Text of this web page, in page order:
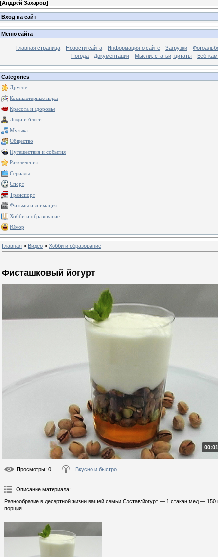
[Андрей Захаров]
Вход на сайт
Меню сайта
Главная страница Новости сайта Информация о сайте Загрузки
Погода
Документация Мысли, статьи, цитаты Веб-
Categories
Другое
Компьютерные игры
Красота и здоровье
Люди и блоги
Музыка
Общество
Путешествия и события
Развлечения
Сериалы
Спорт
Транспорт
Фильмы и анимация
Хобби и образование
Юмор
Главная » Видео » Хобби и образование
Фисташковый йогурт
Просмотры: 0 Вкусно и быстро
Описание материала:
Разнообразие в десертной жизни вашей семьи.Состав:йогурт — 1 стакан;мед —
порция.